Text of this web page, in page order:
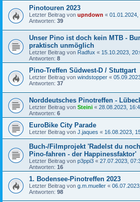
Pinotouren 2023
Letzter Beitrag von upndown « 01.01.2024,
Antworten: 39
Unser Pino ist doch kein MTB -
praktisch unmöglich
Letzter Beitrag von Radfux « 15.10.2023,
Antworten: 8
Pino-Treffen Südwest-D / Stuttgart
Letzter Beitrag von windstopper «
Antworten: 37
Norddeutsches Pinotreffen -
Letzter Beitrag von Steini « 28.08.2023,
Antworten: 6
EuroBike City Parade
Letzter Beitrag von J.jaques « 16.08.2023,
Buch-/Filmprojekt 'Radelst du
Pino-fahren - der Happinessfaktor'
Letzter Beitrag von p3ppi3 « 27.07.2023,
Antworten: 16
1. Bodensee-Pinotreffen 2023
Letzter Beitrag von g.m.mueller «
Antworten: 98